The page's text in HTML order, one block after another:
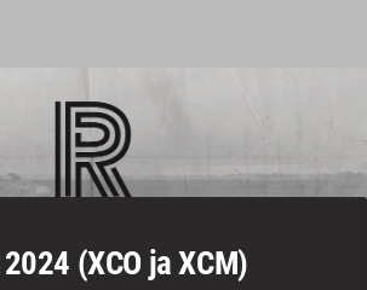
Sivuston etusivulle
(XCO ja XCM)